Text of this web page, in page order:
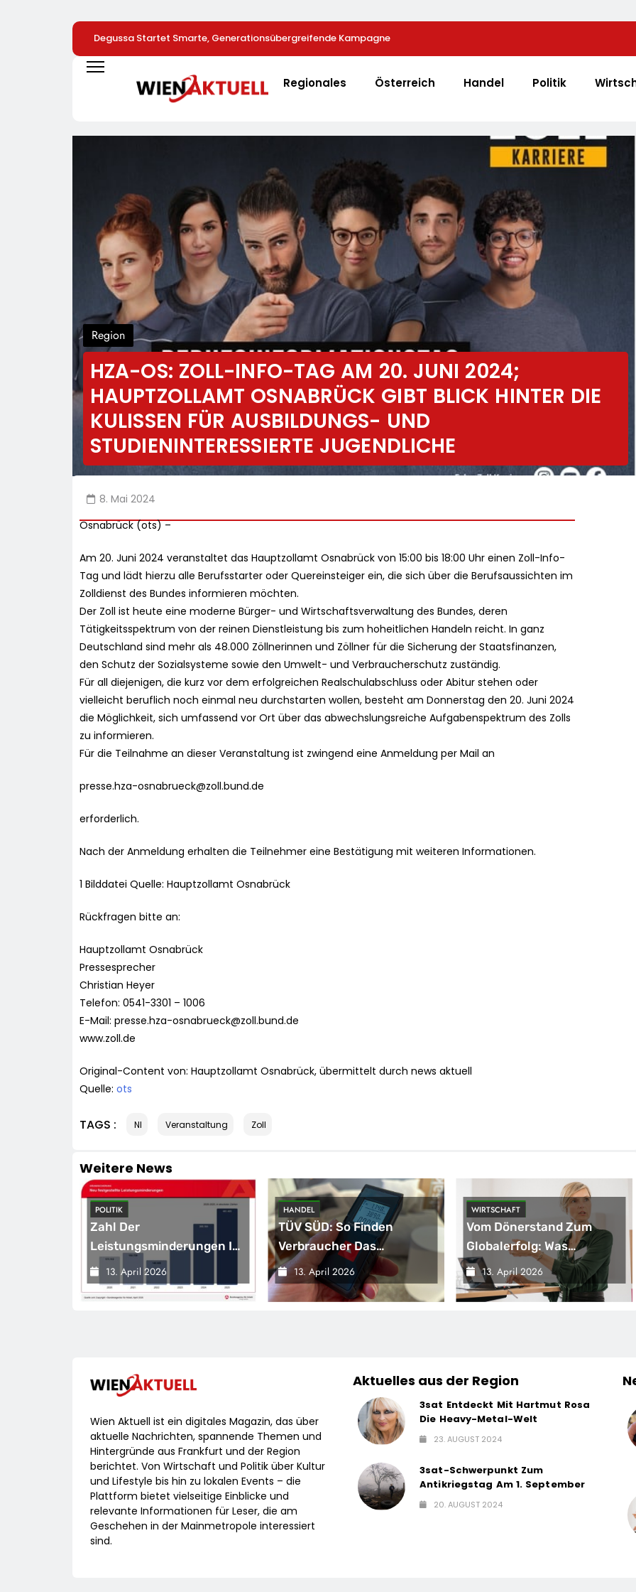
Degussa Startet Smarte, Generationsübergreifende Kampagne
Für Edelmetalle
Gestiegen / BA-Presseinfo Nr. 13
Regionales Österreich Handel Politik
Region
HZA-OS: ZOLL-INFO-TAG AM 20. JUNI 2024;
HAUPTZOLLAMT OSNABRÜCK GIBT BLICK HINTER DIE
KULISSEN FÜR AUSBILDUNGS- UND
STUDIENINTERESSIERTE JUGENDLICHE
8. Mai 2024
Osnabrück (ots) –
Am 20. Juni 2024 veranstaltet das Hauptzollamt Osnabrück von 15:00 bis 18:00 Uhr einen Zoll-Info-
Tag und lädt hierzu alle Berufsstarter oder Quereinsteiger ein, die sich über die Berufsaussichten im
Zolldienst des Bundes informieren möchten.
Der Zoll ist heute eine moderne Bürger- und Wirtschaftsverwaltung des Bundes, deren
Tätigkeitsspektrum von der reinen Dienstleistung bis zum hoheitlichen Handeln reicht. In ganz
Deutschland sind mehr als 48.000 Zöllnerinnen und Zöllner für die Sicherung der Staatsfinanzen,
den Schutz der Sozialsysteme sowie den Umwelt- und Verbraucherschutz zuständig.
Für all diejenigen, die kurz vor dem erfolgreichen Realschulabschluss oder Abitur stehen oder
vielleicht beruflich noch einmal neu durchstarten wollen, besteht am Donnerstag den 20. Juni 2024
die Möglichkeit, sich umfassend vor Ort über das abwechslungsreiche Aufgabenspektrum des Zolls
zu informieren.
Für die Teilnahme an dieser Veranstaltung ist zwingend eine Anmeldung per Mail an
presse.hza-osnabrueck@zoll.bund.de
erforderlich.
Nach der Anmeldung erhalten die Teilnehmer eine Bestätigung mit weiteren Informationen.
1 Bilddatei Quelle: Hauptzollamt Osnabrück
Rückfragen bitte an:
Hauptzollamt Osnabrück
Pressesprecher
Christian Heyer
Telefon: 0541-3301 – 1006
E-Mail: presse.hza-osnabrueck@zoll.bund.de
www.zoll.de
Original-Content von: Hauptzollamt Osnabrück, übermittelt durch news aktuell
Quelle: ots
TAGS : NI Veranstaltung Zoll
Weitere News
POLITIK
Zahl Der
Leistungsminderungen Ist
2025 Gegenüber Dem
Vorjahr Gestiegen / BA-
Presseinfo Nr. 13
13. April 2026
HANDEL
TÜV SÜD: So Finden
Verbraucher Das
Passende
Laserentfernungsmessgerät
13. April 2026
WIRTSCHAFT
Vom Dönerstand Zum
Globalerfolg: Was
Franchisenehmer Von
Mangal Lernen Können
13. April 2026
Wien Aktuell ist ein digitales Magazin, das über
aktuelle Nachrichten, spannende Themen und
Hintergründe aus Frankfurt und der Region
berichtet. Von Wirtschaft und Politik über Kultur
und Lifestyle bis hin zu lokalen Events – die
Plattform bietet vielseitige Einblicke und
relevante Informationen für Leser, die am
Geschehen in der Mainmetropole interessiert
sind.
Aktuelles aus der Region
3sat Entdeckt Mit Hartmut Rosa
Die Heavy-Metal-Welt
23. AUGUST 2024
3sat-Schwerpunkt Zum
Antikriegstag Am 1. September
20. AUGUST 2024